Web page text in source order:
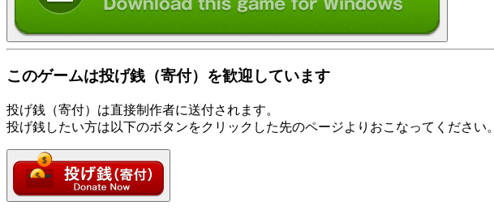
このゲームは投げ銭（寄付）を歓迎しています
投げ銭（寄付）は直接制作者に送付されます。
投げ銭したい方は以下のボタンをクリックした先のページよりおこなってください。